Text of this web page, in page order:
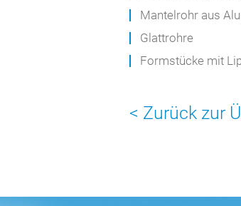
Mantelrohr aus
Glattrohre
Formstücke mit
< Zurück zur